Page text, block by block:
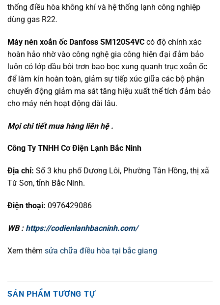
thống điều hòa không khí và hệ thống lạnh công nghiệp
dùng gas R22.
Máy nén xoắn ốc Danfoss SM120S4VC có độ chính xác
hoàn hảo nhờ vào công nghệ gia công hiện đại đảm bảo
luôn có lớp dầu bôi trơn bao bọc xung quanh trục xoắn ốc
để làm kín hoàn toàn, giảm sự tiếp xúc giữa các bộ phận
chuyển động giảm ma sát tăng hiệu xuất thể tích đảm bảo
cho máy nén hoạt động dài lâu.
Mọi chi tiết mua hàng liên hệ .
Công Ty TNHH Cơ Điện Lạnh Bắc Ninh
Địa chỉ: Số 3 khu phố Dương Lôi, Phường Tân Hồng, thị xã
Từ Sơn, tỉnh Bắc Ninh.
Điện thoại: 0976429086
WB : https://codienlanhbacninh.com/
Xem thêm sửa chữa điều hòa tại bắc giang
SẢN PHẨM TƯƠNG TỰ